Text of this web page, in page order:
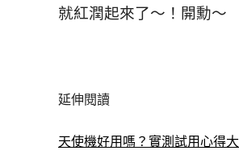
就紅潤起來了～！開勳～
延伸閱讀
天使機好用嗎？實測試用心得